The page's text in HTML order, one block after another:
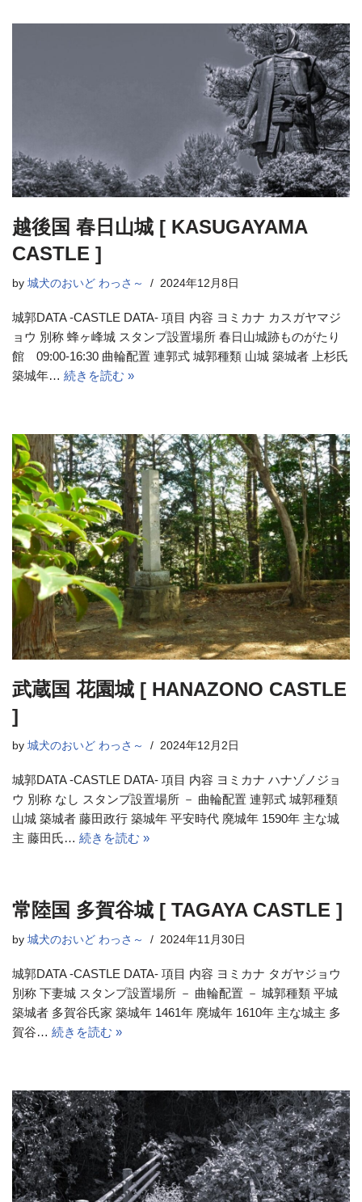
越後国 春日山城 [ KASUGAYAMA
CASTLE ]
by 城犬のおいど わっさ～ 2024年12月8日
城郭DATA -CASTLE DATA- 項目 内容 ヨミカナ カスガヤマジ
ョウ 別称 蜂ヶ峰城 スタンプ設置場所 春日山城跡ものがたり
館 09:00-16:30 曲輪配置 連郭式 城郭種類 山城 築城者 上杉氏
築城年… 続きを読む »
武蔵国 花園城 [ HANAZONO CASTLE
]
by 城犬のおいど わっさ～ 2024年12月2日
城郭DATA -CASTLE DATA- 項目 内容 ヨミカナ ハナゾノジョ
ウ 別称 なし スタンプ設置場所 － 曲輪配置 連郭式 城郭種類
山城 築城者 藤田政行 築城年 平安時代 廃城年 1590年 主な城
主 藤田氏… 続きを読む »
常陸国 多賀谷城 [ TAGAYA CASTLE ]
by 城犬のおいど わっさ～ 2024年11月30日
城郭DATA -CASTLE DATA- 項目 内容 ヨミカナ タガヤジョウ
別称 下妻城 スタンプ設置場所 － 曲輪配置 － 城郭種類 平城
築城者 多賀谷氏家 築城年 1461年 廃城年 1610年 主な城主 多
賀谷… 続きを読む »